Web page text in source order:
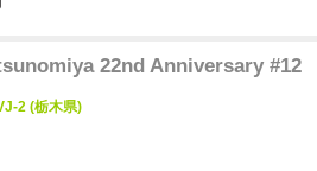
22nd Anniversary #12
2 (栃木県)